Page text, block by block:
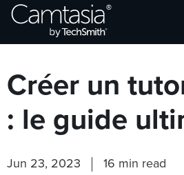
Passer
directement
Browse Categories
Créer un
: le guide
Jun 23, 2023 16 min read